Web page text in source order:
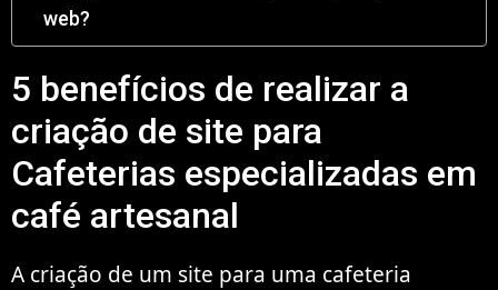
web?
5 benefícios de realizar a
criação de site para
Cafeterias especializadas em
café artesanal
A criação de um site para uma cafeteria